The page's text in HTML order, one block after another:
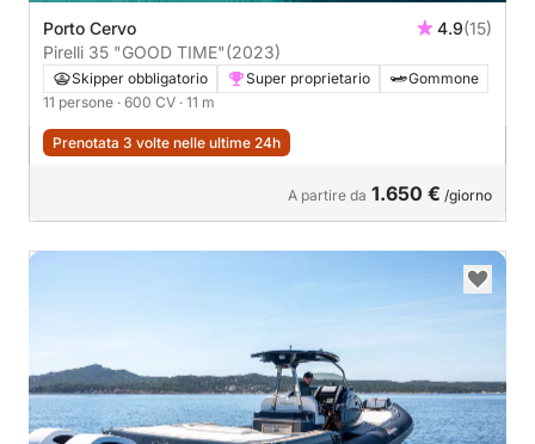
Porto Cervo 4.9(15)
Pirelli 35 "GOOD TIME"(2023)
Skipper obbligatorio Super proprietario
Gommone
11 persone · 600 CV · 11 m
Prenotata 3 volte nelle ultime 24h
A partire da 1.650 € /giorno